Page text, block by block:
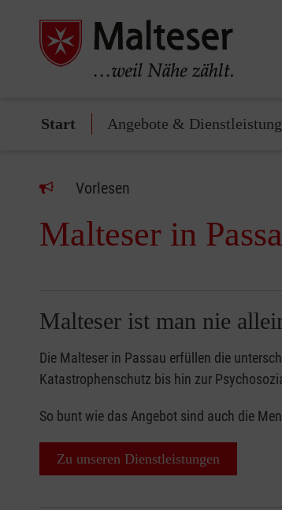
Start Angebote &
Vorlesen
Malteser in
Malteser ist man nie
Die Malteser in Passau erfüllen die
Katastrophenschutz bis hin zur
So bunt wie das Angebot sind auch die
Zu unseren Dienstleistungen